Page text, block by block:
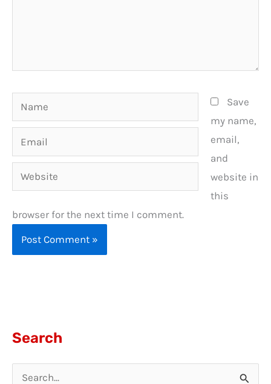
Name
Email
Website
Save
my name,
email,
and
website in
this
browser for the next time I comment.
Search